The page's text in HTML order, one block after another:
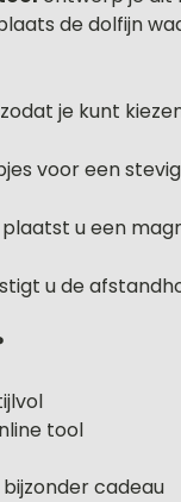
de dolfijn
je kunt
voor een
u een
u de
tool
cadeau